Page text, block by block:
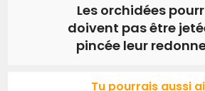
Les orchidées
doivent pas être
pincée leur
Tu pourrais aussi